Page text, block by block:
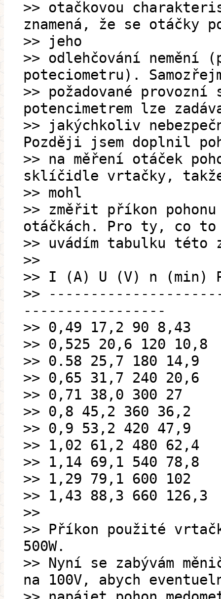
>> otačkovou
znamená, že se otáčky
>> jeho
>> odlehčování nemění
poteciometru).
>> požadované provozní
potencimetrem lze
>> jakýchkoliv
Později jsem doplnil
>> na měření otáček
sklíčidle vrtačky,
>> mohl
>> změřit příkon
otáčkách. Pro ty, co to
>> uvádím tabulku
>>
>> I (A) U (V) n (min)
>>
-----------------
>> 0,49 17,2 90 8,43
>> 0,525 20,6 120 10,8
>> 0.58 25,7 180 14,9
>> 0,65 31,7 240 20,6
>> 0,71 38,0 300 27
>> 0,8 45,2 360 36,2
>> 0,9 53,2 420 47,9
>> 1,02 61,2 480 62,4
>> 1,14 69,1 540 78,8
>> 1,29 79,1 600 102
>> 1,43 88,3 660 126,3
>>
>> Příkon použité
500W.
>> Nyní se zabývám
na 100V, abych